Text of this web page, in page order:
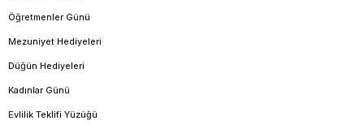
Öğretmenler Günü
Mezuniyet Hediyeleri
Düğün Hediyeleri
Kadınlar Günü
Evlilik Teklifi Yüzüğü